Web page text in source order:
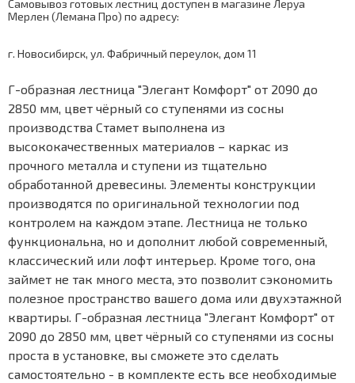
Самовывоз готовых лестниц доступен в магазине Леруа
Мерлен (Лемана Про) по адресу:
г. Новосибирск, ул. Фабричный переулок, дом 11
Г-образная лестница "Элегант Комфорт" от 2090 до
2850 мм, цвет чёрный со ступенями из сосны
производства Стамет выполнена из
высококачественных материалов – каркас из
прочного металла и ступени из тщательно
обработанной древесины. Элементы конструкции
производятся по оригинальной технологии под
контролем на каждом этапе. Лестница не только
функциональна, но и дополнит любой современный,
классический или лофт интерьер. Кроме того, она
займет не так много места, это позволит сэкономить
полезное пространство вашего дома или двухэтажной
квартиры. Г-образная лестница "Элегант Комфорт" от
2090 до 2850 мм, цвет чёрный со ступенями из сосны
проста в установке, вы сможете это сделать
самостоятельно - в комплекте есть все необходимые